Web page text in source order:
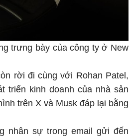
trưng bày của công ty ở New
rời đi cùng với Rohan Patel,
triển kinh doanh của nhà sản
trên X và Musk đáp lại bằng
nhân sự trong email gửi đến